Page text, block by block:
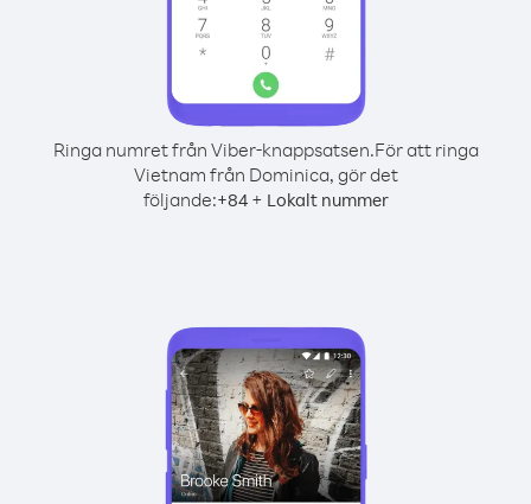
Ringa numret från Viber-knappsatsen.För att ringa
Vietnam från Dominica, gör det
följande:+84+ Lokalt nummer